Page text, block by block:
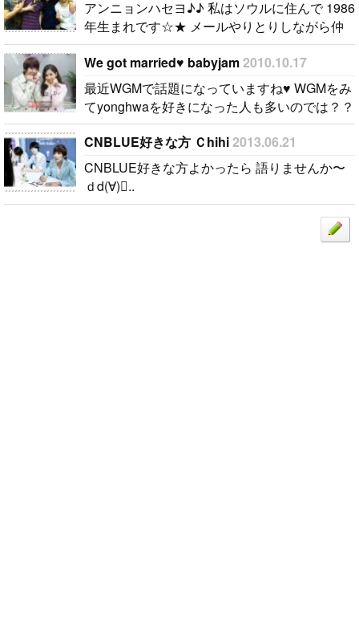
cnblue 好き
な友達なら大
歓迎です!! そ
れでは, メー
ル送ってくだ
さ..
アンニョンハセヨ♪♪ 私はソウルに住んで 1986
年生まれです☆★ メールやりとりしながら仲
良くする友達を捜します♪ cnblue 好きな友達
なら大歓迎です!! それでは, メール送ってくだ
さ..
We got married♥ babyjam2010.10.17
最近WGMで話題になっていますね♥ WGMをみ
てyonghwaを好きになった人も多いのでは？？
最近ではCNBLUEのメンバーもよく出てます!
だんだんお義姉さんと仲良くなってきてるよう
で・・・ こ..
CNBLUE好きな方 Ｃhihi2013.06.21
CNBLUE好きな方よかったら 語りませんか〜
ｄd(∀)..